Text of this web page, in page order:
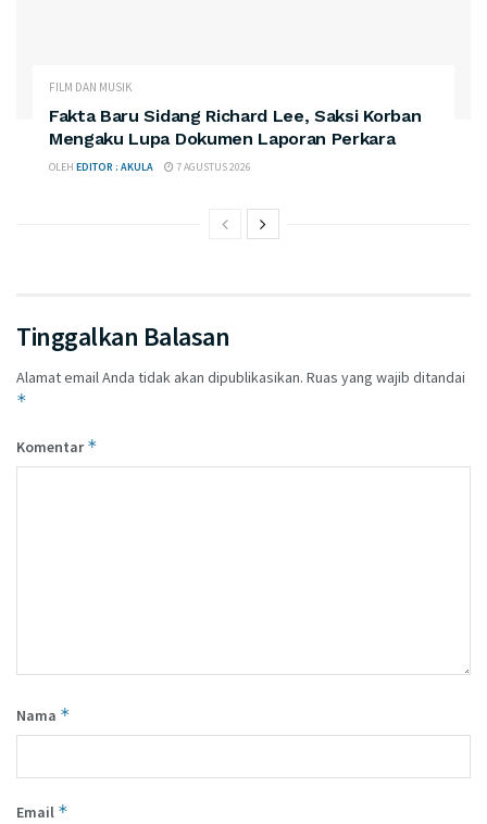
FILM DAN MUSIK
Fakta Baru Sidang Richard Lee, Saksi Korban
Mengaku Lupa Dokumen Laporan Perkara
OLEH EDITOR : AKULA 7 AGUSTUS 2026
Tinggalkan Balasan
Alamat email Anda tidak akan dipublikasikan. Ruas yang wajib ditandai
*
Komentar*
Nama *
Email *